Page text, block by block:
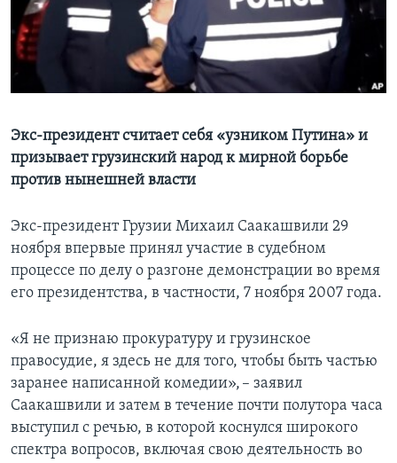
Learning English
СОЦИАЛЬНЫЕ СЕТИ
Языки
Экс-президент считает себя «узником Путина» и
призывает грузинский народ к мирной борьбе
против нынешней власти
Экс-президент Грузии Михаил Саакашвили 29
ноября впервые принял участие в судебном
процессе по делу о разгоне демонстрации во время
его президентства, в частности, 7 ноября 2007 года.
«Я не признаю прокуратуру и грузинское
правосудие, я здесь не для того, чтобы быть частью
заранее написанной комедии», – заявил
Саакашвили и затем в течение почти полутора часа
выступил с речью, в которой коснулся широкого
спектра вопросов, включая свою деятельность во